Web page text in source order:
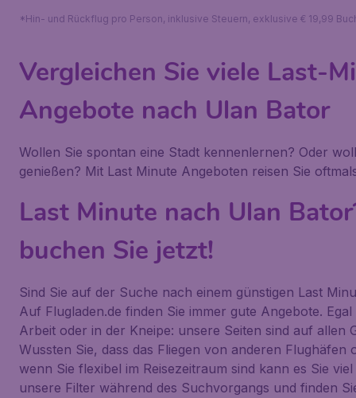
*Hin- und Rückflug pro Person, inklusive Steuern, exklusive € 19,99
Vergleichen Sie viele Last-
Angebote nach Ulan Bator
Wollen Sie spontan eine Stadt kennenlernen? Oder
genießen? Mit Last Minute Angeboten reisen Sie
Last Minute nach Ulan
buchen Sie jetzt!
Sind Sie auf der Suche nach einem günstigen Last
Auf Flugladen.de finden Sie immer gute Angebote.
Arbeit oder in der Kneipe: unsere Seiten sind auf allen
Wussten Sie, dass das Fliegen von anderen Flughäfen
wenn Sie flexibel im Reisezeitraum sind kann es Sie
unsere Filter während des Suchvorgangs und finden